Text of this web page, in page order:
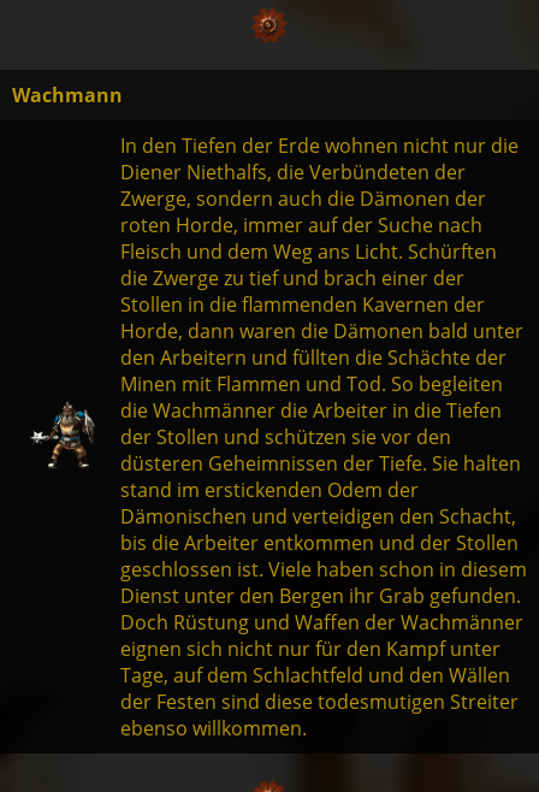
Wachmann
In den Tiefen der Erde wohnen nicht nur die
Diener Niethalfs, die Verbündeten der
Zwerge, sondern auch die Dämonen der
roten Horde, immer auf der Suche nach
Fleisch und dem Weg ans Licht. Schürften
die Zwerge zu tief und brach einer der
Stollen in die flammenden Kavernen der
Horde, dann waren die Dämonen bald unter
den Arbeitern und füllten die Schächte der
Minen mit Flammen und Tod. So begleiten
die Wachmänner die Arbeiter in die Tiefen
der Stollen und schützen sie vor den
düsteren Geheimnissen der Tiefe. Sie halten
stand im erstickenden Odem der
Dämonischen und verteidigen den Schacht,
bis die Arbeiter entkommen und der Stollen
geschlossen ist. Viele haben schon in diesem
Dienst unter den Bergen ihr Grab gefunden.
Doch Rüstung und Waffen der Wachmänner
eignen sich nicht nur für den Kampf unter
Tage, auf dem Schlachtfeld und den Wällen
der Festen sind diese todesmutigen Streiter
ebenso willkommen.